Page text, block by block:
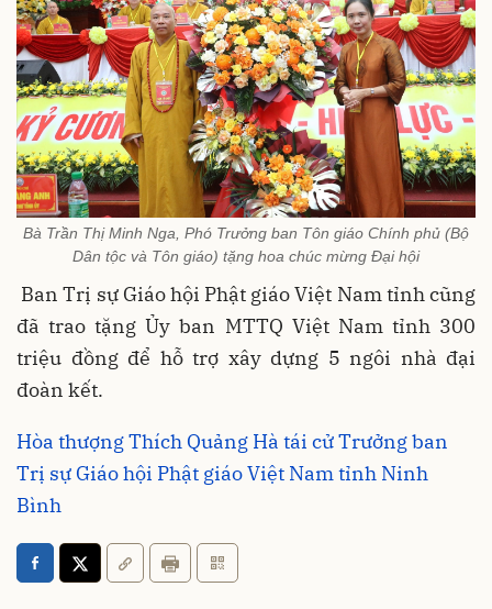
Bà Trần Thị Minh Nga, Phó Trưởng ban Tôn giáo Chính phủ (Bộ
Dân tộc và Tôn giáo) tặng hoa chúc mừng Đại hội
Ban Trị sự Giáo hội Phật giáo Việt Nam tỉnh cũng
đã trao tặng Ủy ban MTTQ Việt Nam tỉnh 300
triệu đồng để hỗ trợ xây dựng 5 ngôi nhà đại
đoàn kết.
Hòa thượng Thích Quảng Hà tái cử Trưởng ban
Trị sự Giáo hội Phật giáo Việt Nam tỉnh Ninh
Bình